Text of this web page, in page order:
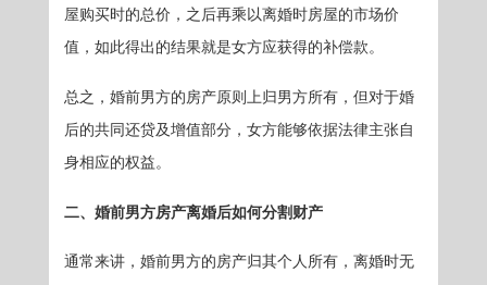
屋购买时的总价，之后再乘以离婚时房屋的市场价
值，如此得出的结果就是女方应获得的补偿款。
总之，婚前男方的房产原则上归男方所有，但对于婚
后的共同还贷及增值部分，女方能够依据法律主张自
身相应的权益。
二、婚前男方房产离婚后如何分割财产
通常来讲，婚前男方的房产归其个人所有，离婚时无